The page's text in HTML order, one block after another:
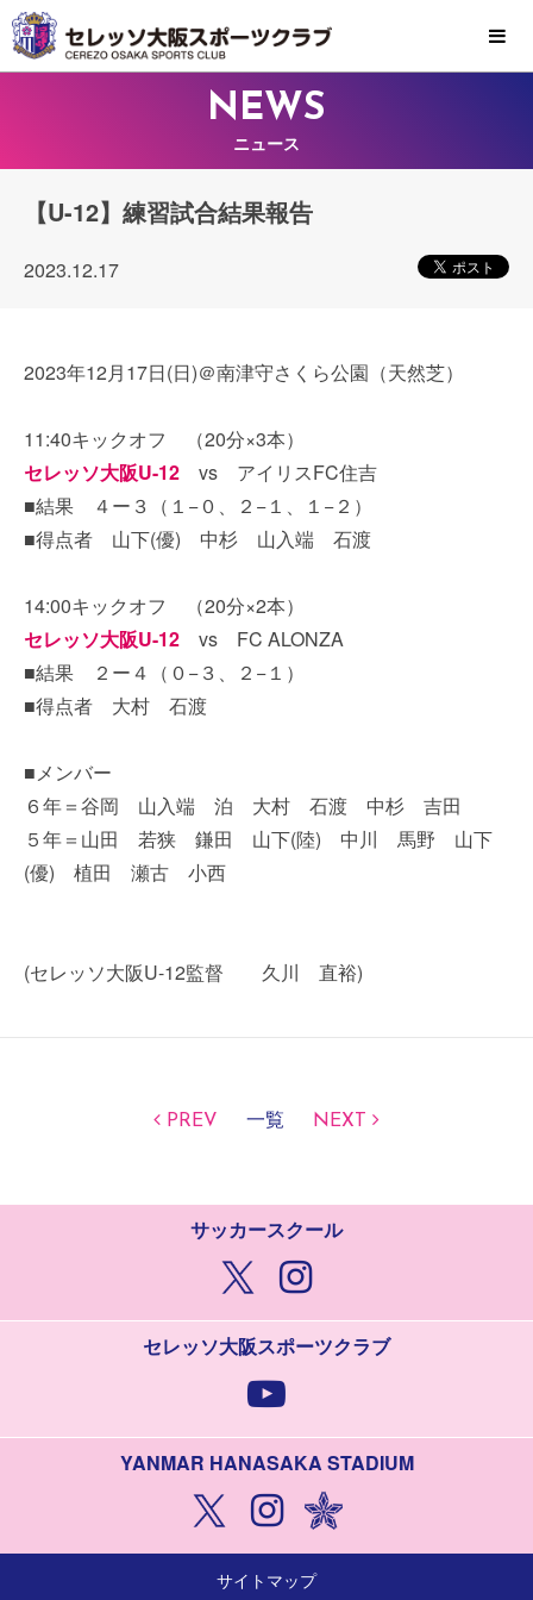
MENU
NEWS
ニュース
【U-12】練習試合結果報告
2023.12.17
2023年12月17日(日)＠南津守さくら公園（天然芝）
11:40キックオフ （20分×3本）
セレッソ大阪U-12 vs アイリスFC住吉
■結果 ４ー３（１−０、２−１、１−２）
■得点者 山下(優) 中杉 山入端 石渡
14:00キックオフ （20分×2本）
セレッソ大阪U-12 vs FC ALONZA
■結果 ２ー４（０−３、２−１）
■得点者 大村 石渡
■メンバー
６年＝谷岡 山入端 泊 大村 石渡 中杉 吉田
５年＝山田 若狭 鎌田 山下(陸) 中川 馬野 山下
(優) 植田 瀬古 小西
(セレッソ大阪U-12監督 久川 直裕)
PREV 一覧 NEXT
サッカースクール
セレッソ大阪スポーツクラブ
YANMAR HANASAKA STADIUM
サイトマップ